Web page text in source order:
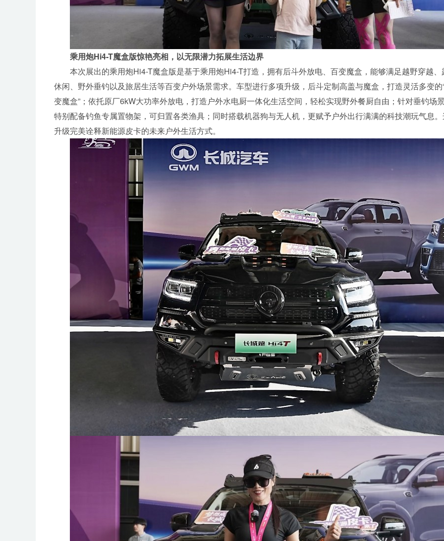
乘用炮Hi4-T魔盒版惊艳亮相， 以无限潜力拓展生活边界
本次展出的乘用炮Hi4-T魔盒版是基于乘用炮Hi4-T打造，拥有后斗外放电、百变魔盒，能够满足越野穿越、
休闲、野外垂钓以及旅居生活等百变户外场景需求。车型进行多项升级，后斗定制高盖与魔盒，打造灵活多变的
变魔盒”；依托原厂6kW大功率外放电，打造户外水电厨一体化生活空间，轻松实现野外餐厨自由；针对垂钓场
特别配备钓鱼专属置物架，可归置各类渔具；同时搭载机器狗与无人机，更赋予户外出行满满的科技潮玩气息
升级完美诠释新能源皮卡的未来户外生活方式。